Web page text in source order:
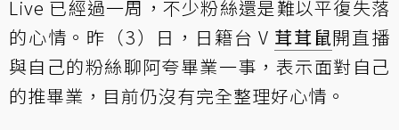
Live 已經過一周，不少粉絲還是難以平復失落
的心情。昨（3）日，日籍台 V 茸茸鼠開直播
與自己的粉絲聊阿夸畢業一事，表示面對自己
的推畢業，目前仍沒有完全整理好心情。